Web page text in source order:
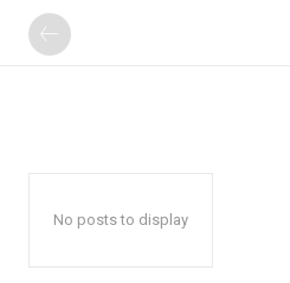
No posts to display